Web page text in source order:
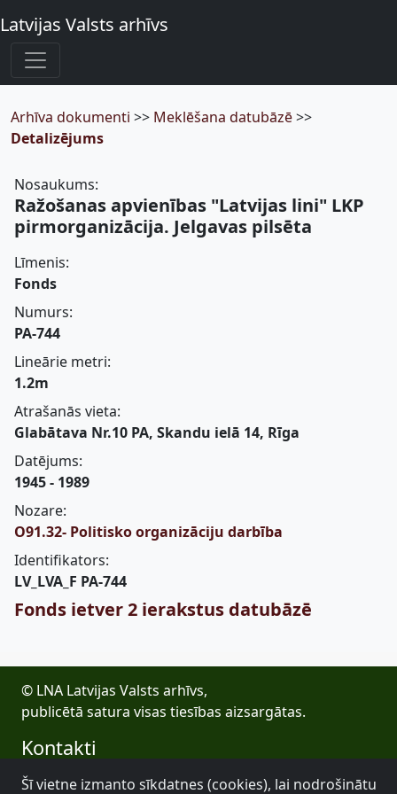
Latvijas Valsts arhīvs
Arhīva dokumenti >> Meklēšana datubāzē>>
Detalizējums
Nosaukums:
Ražošanas apvienības "Latvijas lini" LKP
pirmorganizācija. Jelgavas pilsēta
Līmenis:
Fonds
Numurs:
PA-744
Lineārie metri:
1.2m
Atrašanās vieta:
Glabātava Nr.10 PA, Skandu ielā 14, Rīga
Datējums:
1945 - 1989
Nozare:
O91.32- Politisko organizāciju darbība
Identifikators:
LV_LVA_F PA-744
Fonds ietver 2 ierakstus datubāzē
© LNA Latvijas Valsts arhīvs,
publicētā satura visas tiesības aizsargātas.
Kontakti
E-pasts: lva@arhivi.gov.lv
Šī vietne izmanto sīkdatnes (cookies), lai nodrošinātu